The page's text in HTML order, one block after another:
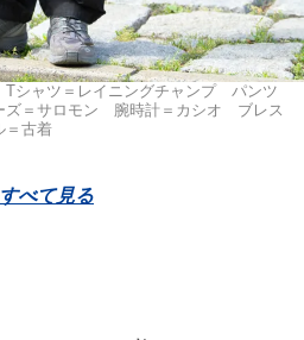
シャツ＝レイニングチャンプ パンツ
ズ＝サロモン 腕時計＝カシオ ブレス
＝古着
べて見る